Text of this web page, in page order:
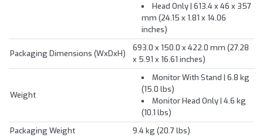
Head Only | 613.4 x 46 x 357
mm (24.15 x 1.81 x 14.06
inches)
Packaging Dimensions (WxDxH)
693.0 x 150.0 x 422.0 mm (27.28
x 5.91 x 16.61 inches)
Weight
Monitor With Stand | 6.8 kg
(15.0 lbs)
Monitor Head Only | 4.6 kg
(10.1 lbs)
Packaging Weight
9.4 kg (20.7 lbs)